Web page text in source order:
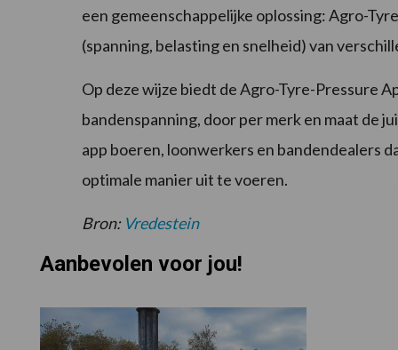
een gemeenschappelijke oplossing: Agro-
(spanning, belasting en snelheid) van
Op deze wijze biedt de Agro-Tyre-Pressure
bandenspanning, door per merk en maat de
app boeren, loonwerkers en bandendealers
optimale manier uit te voeren.
Bron: Vredestein
Aanbevolen voor jou!